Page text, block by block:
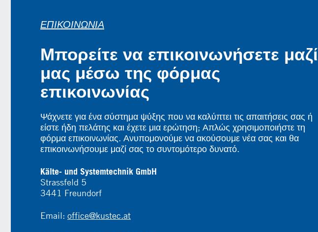
ΕΠΙΚΟΙΝΩΝΊΑ
Μπορείτε να επικοινωνήσετε μαζί
μας μέσω της φόρμας
επικοινωνίας
Ψάχνετε για ένα σύστημα ψύξης που να καλύπτει τις απαιτήσεις σας ή
είστε ήδη πελάτης και έχετε μια ερώτηση; Απλώς χρησιμοποιήστε τη
φόρμα επικοινωνίας. Ανυπομονούμε να ακούσουμε νέα σας και θα
επικοινωνήσουμε μαζί σας το συντομότερο δυνατό.
Kälte- und Systemtechnik GmbH
Strassfeld 5
3441 Freundorf
Email: office@kustec.at